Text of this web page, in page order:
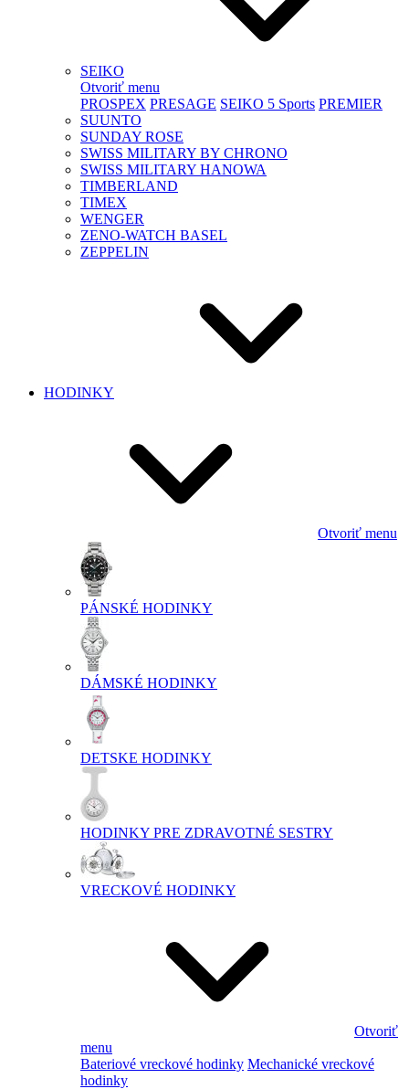
SEIKO
Otvoriť menu
PROSPEX PRESAGE SEIKO 5 Sports PREMIER
SUUNTO
SUNDAY ROSE
SWISS MILITARY BY CHRONO
SWISS MILITARY HANOWA
TIMBERLAND
TIMEX
WENGER
ZENO-WATCH BASEL
ZEPPELIN
HODINKY
Otvoriť menu
PÁNSKÉ HODINKY
DÁMSKÉ HODINKY
DETSKE HODINKY
HODINKY PRE ZDRAVOTNÉ SESTRY
VRECKOVÉ HODINKY
Otvoriť
menu
Bateriové vreckové hodinky Mechanické vreckové
hodinky